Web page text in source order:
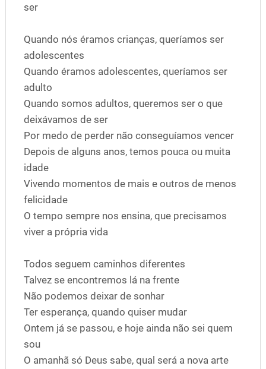
ser
Quando nós éramos crianças, queríamos ser
adolescentes
Quando éramos adolescentes, queríamos ser
adulto
Quando somos adultos, queremos ser o que
deixávamos de ser
Por medo de perder não conseguíamos vencer
Depois de alguns anos, temos pouca ou muita
idade
Vivendo momentos de mais e outros de menos
felicidade
O tempo sempre nos ensina, que precisamos
viver a própria vida
Todos seguem caminhos diferentes
Talvez se encontremos lá na frente
Não podemos deixar de sonhar
Ter esperança, quando quiser mudar
Ontem já se passou, e hoje ainda não sei quem
sou
O amanhã só Deus sabe, qual será a nova arte